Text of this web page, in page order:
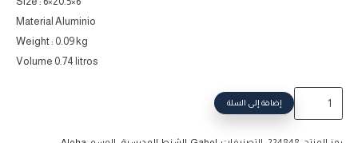
Material Aluminio
Weight : 0.09 kg
Volume 0.74 litros
مطارة
إضافة إلى السلة